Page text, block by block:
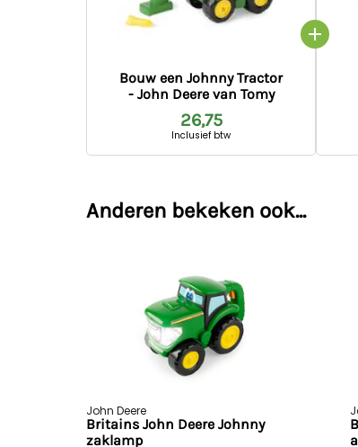
Bouw een Johnny Tractor
- John Deere van Tomy
26,75
Inclusief btw
Anderen bekeken ook...
John Deere
Britains John Deere Johnny
zaklamp